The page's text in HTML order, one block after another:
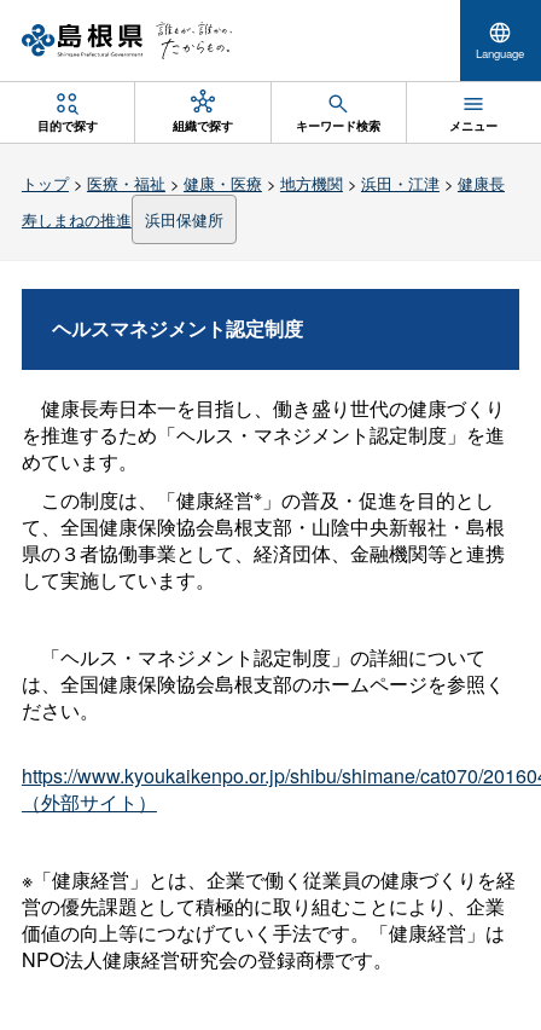
Language
目的で探す 組織で探す キーワード検索 メニュー
トップ> 医療・福祉 > 健康・医療 > 地方機関> 浜田・江津> 健康長
寿しまねの推進
浜田保健所
ヘルスマネジメント認定制度
健康長寿日本一を目指し、働き盛り世代の健康づくり
を推進するため「ヘルス・マネジメント認定制度」を進
めています。
この制度は、「健康経営※」の普及・促進を目的とし
て、全国健康保険協会島根支部・山陰中央新報社・島根
県の３者協働事業として、経済団体、金融機関等と連携
して実施しています。
「ヘルス・マネジメント認定制度」の詳細について
は、全国健康保険協会島根支部のホームページを参照く
ださい。
https://www.kyoukaikenpo.or.jp/shibu/shimane/cat070/
（外部サイト）
※「健康経営」とは、企業で働く従業員の健康づくりを経
営の優先課題として積極的に取り組むことにより、企業
価値の向上等につなげていく手法です。「健康経営」は
NPO法人健康経営研究会の登録商標です。